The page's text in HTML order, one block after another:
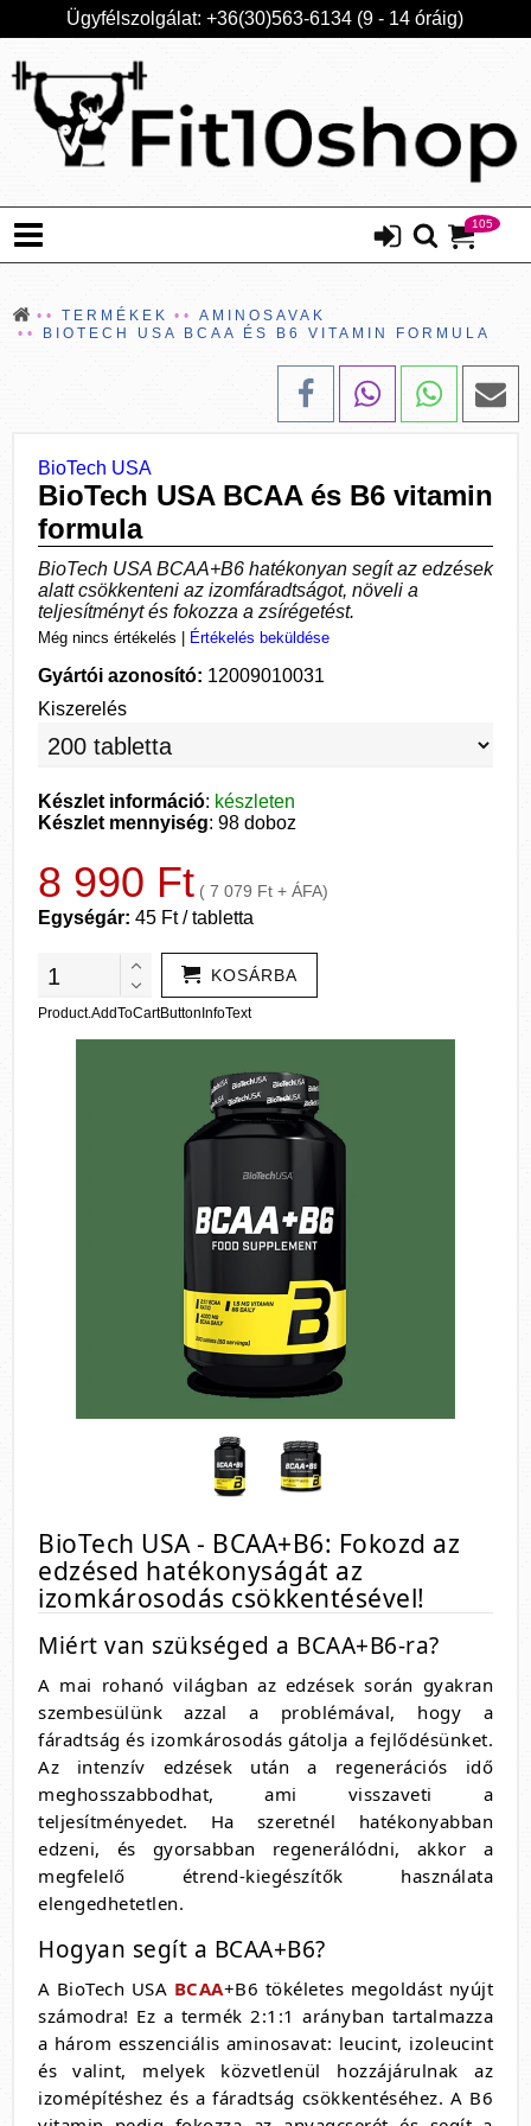
Ügyfélszolgálat: +36(30)563-6134 (9 - 14 óráig)
105
TERMÉKEK
AMINOSAVAK
BIOTECH USA BCAA ÉS B6 VITAMIN FORMULA
BioTech USA
BioTech USA BCAA és B6 vitamin
formula
BioTech USA BCAA+B6 hatékonyan segít az edzések
alatt csökkenteni az izomfáradtságot, növeli a
teljesítményt és fokozza a zsírégetést.
Még nincs értékelés Értékelés beküldése
Gyártói azonosító: 12009010031
Kiszerelés
Készlet információ: készleten
Készlet mennyiség: 98 doboz
8 990 Ft ( 7 079 Ft + ÁFA)
Egységár: 45 Ft / tabletta
KOSÁRBA
Product.AddToCartButtonInfoText
BioTech USA - BCAA+B6: Fokozd az
edzésed hatékonyságát az
izomkárosodás csökkentésével!
Miért van szükséged a BCAA+B6-ra?
A mai rohanó világban az edzések során gyakran
szembesülünk azzal a problémával, hogy a
fáradtság és izomkárosodás gátolja a fejlődésünket.
Az intenzív edzések után a regenerációs idő
meghosszabbodhat, ami visszaveti a
teljesítményedet. Ha szeretnél hatékonyabban
edzeni, és gyorsabban regenerálódni, akkor a
megfelelő étrend-kiegészítők használata
elengedhetetlen.
Hogyan segít a BCAA+B6?
A BioTech USA BCAA+B6 tökéletes megoldást nyújt
számodra! Ez a termék 2:1:1 arányban tartalmazza
a három esszenciális aminosavat: leucint, izoleucint
és valint, melyek közvetlenül hozzájárulnak az
izomépítéshez és a fáradtság csökkentéséhez. A B6